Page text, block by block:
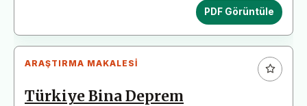
PDF Görüntüle
ARAŞTIRMA MAKALESI
Türkiye Bina Deprem